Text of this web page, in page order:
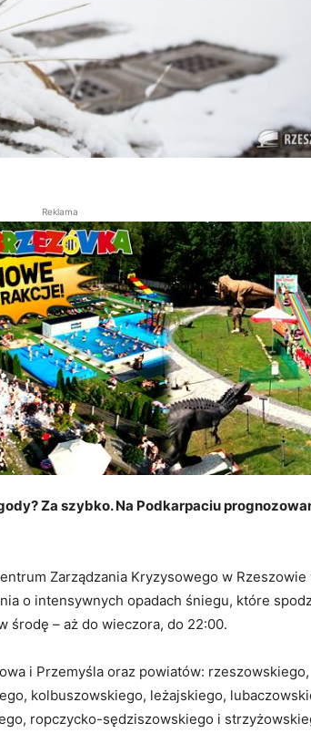
Reklama
Za szybko. Na Podkarpaciu
Zarządzania Kryzysowego w Rzeszowie
o intensywnych opadach śniegu, które
środę – aż do wieczora, do 22:00.
i Przemyśla oraz powiatów: rzeszowskiego,
kolbuszowskiego, leżajskiego,
ropczycko-sędziszowskiego i